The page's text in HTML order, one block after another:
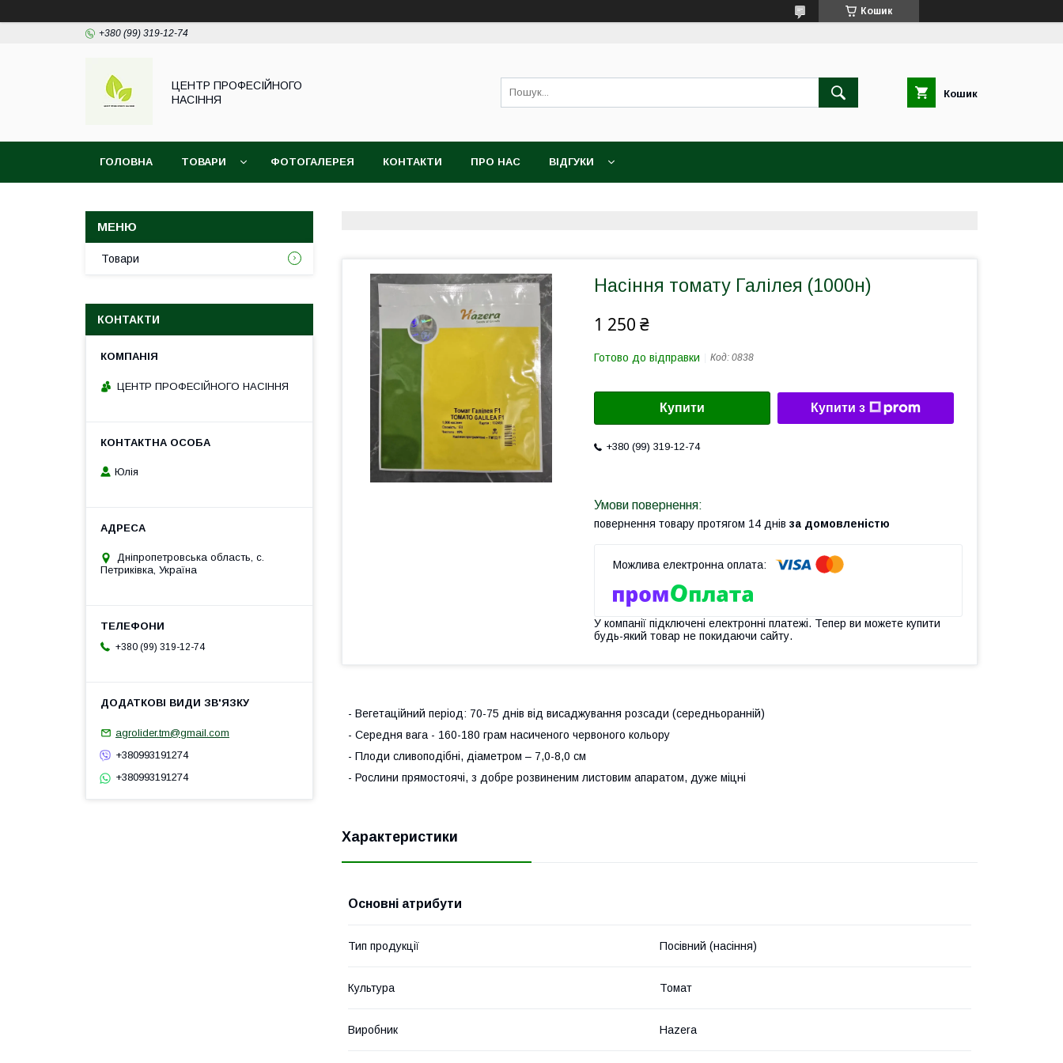
Кошик
+380 (99) 319-12-74
ЦЕНТР ПРОФЕСІЙНОГО
НАСІННЯ
Кошик
ГОЛОВНА ТОВАРИ ФОТОГАЛЕРЕЯ КОНТАКТИ ПРО НАС ВІДГУКИ
Насіння томату Галілея (1000н)
1 250 ₴
Готово до відправки Код: 0838
Купити Купити з
+380 (99) 319-12-74
повернення товару протягом 14 днів за домовленістю
У компанії підключені електронні платежі. Тепер ви можете купити
будь-який товар не покидаючи сайту.
- Вегетаційний період: 70-75 днів від висаджування розсади (середньоранній)
- Середня вага - 160-180 грам насиченого червоного кольору
- Плоди сливоподібні, діаметром – 7,0-8,0 см
- Рослини прямостоячі, з добре розвиненим листовим апаратом, дуже міцні
Характеристики
Основні атрибути
Тип продукції Посівний (насіння)
Культура Томат
Виробник Hazera
Товари
КОНТАКТИ
ЦЕНТР ПРОФЕСІЙНОГО НАСІННЯ
Юлія
Дніпропетровська область, с.
Петриківка, Україна
+380 (99) 319-12-74
agrolider.tm@gmail.com
+380993191274
+380993191274